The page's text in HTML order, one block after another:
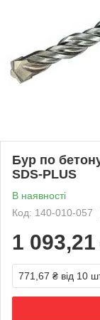
Бур по
SDS-PLUS
В наявності
Код: 140-010-057
1 093,21
771,67 ₴ від 10